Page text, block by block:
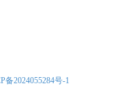
备2024055284号-1